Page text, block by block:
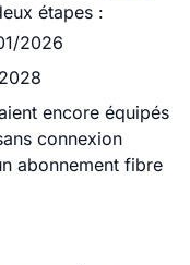
étapes :
2026
encore équipés
connexion
abonnement fibre